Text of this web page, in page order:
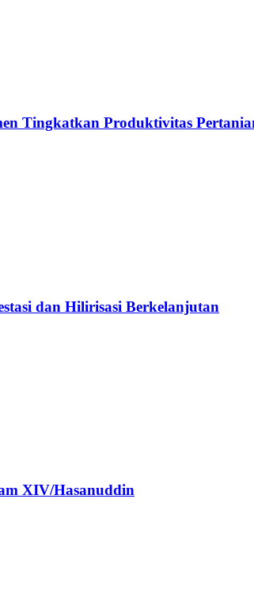
Tingkatkan Produktivitas
dan Hilirisasi Berkelanjutan
XIV/Hasanuddin